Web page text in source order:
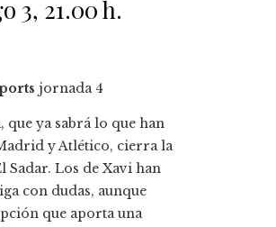
3, 21.00 h.
jornada 4
que ya sabrá lo que han
y Atlético, cierra la
Sadar. Los de Xavi han
con dudas, aunque
que aporta una